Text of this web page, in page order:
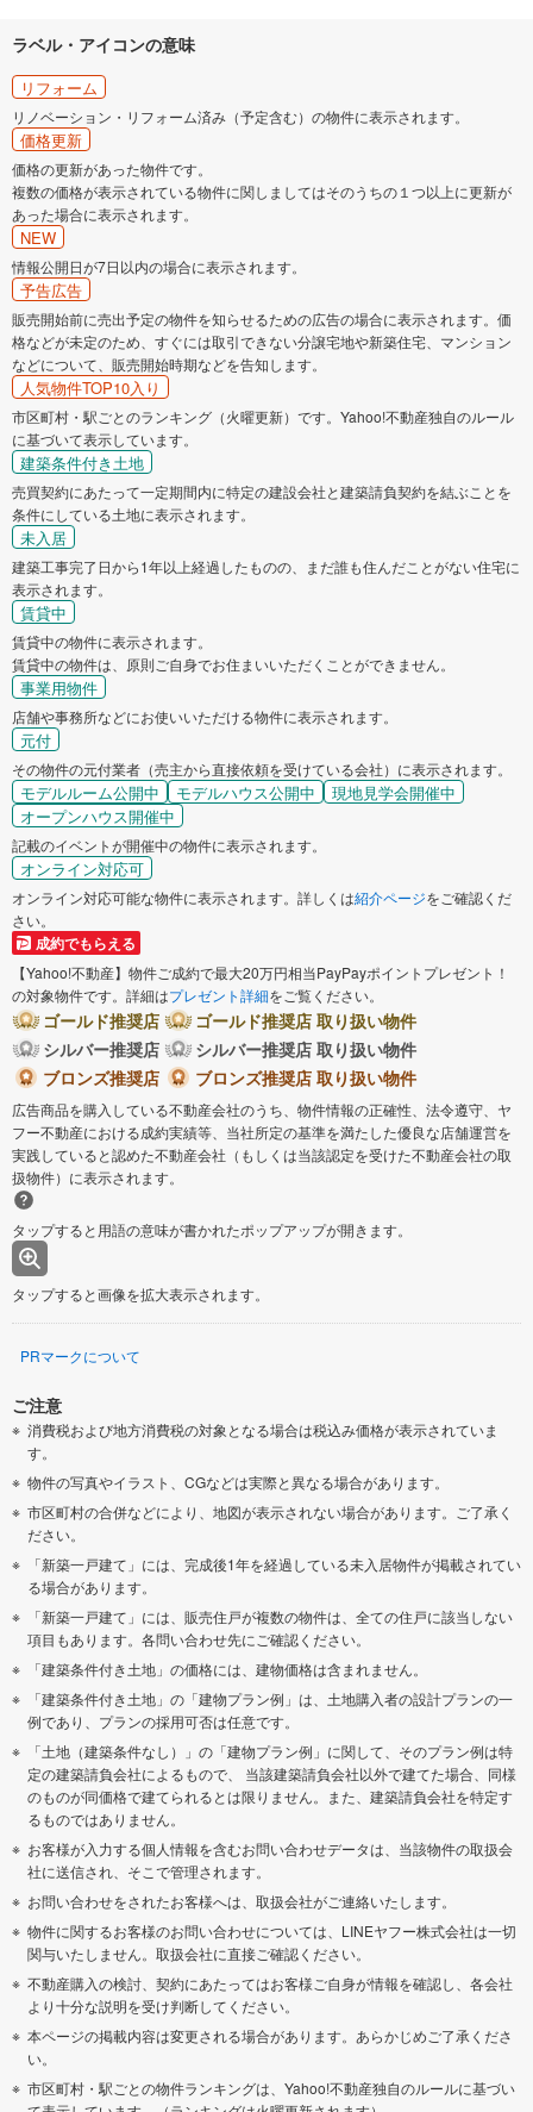
ラベル・アイコンの意味
リフォーム
リノベーション・リフォーム済み（予定含む）の物件に表示されます。
価格更新
価格の更新があった物件です。
複数の価格が表示されている物件に関しましてはそのうちの１つ以上に更新が
あった場合に表示されます。
NEW
情報公開日が7日以内の場合に表示されます。
予告広告
販売開始前に売出予定の物件を知らせるための広告の場合に表示されます。価
格などが未定のため、すぐには取引できない分譲宅地や新築住宅、マンション
などについて、販売開始時期などを告知します。
人気物件TOP10入り
市区町村・駅ごとのランキング（火曜更新）です。Yahoo!不動産独自のルール
に基づいて表示しています。
建築条件付き土地
売買契約にあたって一定期間内に特定の建設会社と建築請負契約を結ぶことを
条件にしている土地に表示されます。
未入居
建築工事完了日から1年以上経過したものの、まだ誰も住んだことがない住宅に
表示されます。
賃貸中
賃貸中の物件に表示されます。
賃貸中の物件は、原則ご自身でお住まいいただくことができません。
事業用物件
店舗や事務所などにお使いいただける物件に表示されます。
元付
その物件の元付業者（売主から直接依頼を受けている会社）に表示されます。
モデルルーム公開中 モデルハウス公開中
現地見学会開催中
オープンハウス開催中
記載のイベントが開催中の物件に表示されます。
オンライン対応可
オンライン対応可能な物件に表示されます。詳しくは紹介ページをご確認くだ
さい。
成約でもらえる
【Yahoo!不動産】物件ご成約で最大20万円相当PayPayポイントプレゼント！
の対象物件です。詳細はプレゼント詳細をご覧ください。
ゴールド推奨店
ゴールド推奨店 取り扱い物件
シルバー推奨店
シルバー推奨店 取り扱い物件
ブロンズ推奨店
ブロンズ推奨店 取り扱い物件
広告商品を購入している不動産会社のうち、物件情報の正確性、法令遵守、ヤ
フー不動産における成約実績等、当社所定の基準を満たした優良な店舗運営を
実践していると認めた不動産会社（もしくは当該認定を受けた不動産会社の取
扱物件）に表示されます。
タップすると用語の意味が書かれたポップアップが開きます。
タップすると画像を拡大表示されます。
PRマークについて
ご注意
消費税および地方消費税の対象となる場合は税込み価格が表示されていま
す。
物件の写真やイラスト、CGなどは実際と異なる場合があります。
市区町村の合併などにより、地図が表示されない場合があります。ご了承く
ださい。
「新築一戸建て」には、完成後1年を経過している未入居物件が掲載されてい
る場合があります。
「新築一戸建て」には、販売住戸が複数の物件は、全ての住戸に該当しない
項目もあります。各問い合わせ先にご確認ください。
「建築条件付き土地」の価格には、建物価格は含まれません。
「建築条件付き土地」の「建物プラン例」は、土地購入者の設計プランの一
例であり、プランの採用可否は任意です。
「土地（建築条件なし）」の「建物プラン例」に関して、そのプラン例は特
定の建築請負会社によるもので、 当該建築請負会社以外で建てた場合、同様
のものが同価格で建てられるとは限りません。また、建築請負会社を特定す
るものではありません。
お客様が入力する個人情報を含むお問い合わせデータは、当該物件の取扱会
社に送信され、そこで管理されます。
お問い合わせをされたお客様へは、取扱会社がご連絡いたします。
物件に関するお客様のお問い合わせについては、LINEヤフー株式会社は一切
関与いたしません。取扱会社に直接ご確認ください。
不動産購入の検討、契約にあたってはお客様ご自身が情報を確認し、各会社
より十分な説明を受け判断してください。
本ページの掲載内容は変更される場合があります。あらかじめご了承くださ
い。
市区町村・駅ごとの物件ランキングは、Yahoo!不動産独自のルールに基づい